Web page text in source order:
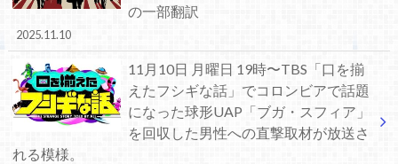
の一部翻訳
2025.11.10
11月10日 月曜日 19時〜TBS「口を揃
えたフシギな話」でコロンビアで話題
になった球形UAP「ブガ・スフィア」
を回収した男性への直撃取材が放送さ
れる模様。